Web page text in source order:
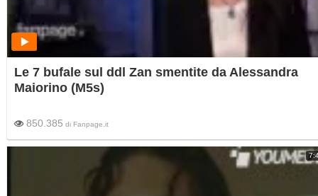
Le 7 bufale sul ddl Zan smentite da Alessandra
Maiorino (M5s)
850.385 di Fanpage.it